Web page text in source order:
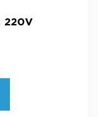
220V